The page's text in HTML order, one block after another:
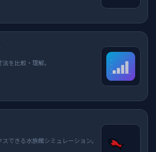
を比較・理解。
できる水族館シミュレーション。